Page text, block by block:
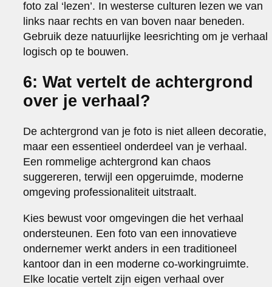
foto zal ‘lezen’. In westerse culturen lezen we van
links naar rechts en van boven naar beneden.
Gebruik deze natuurlijke leesrichting om je verhaal
logisch op te bouwen.
6: Wat vertelt de achtergrond
over je verhaal?
De achtergrond van je foto is niet alleen decoratie,
maar een essentieel onderdeel van je verhaal.
Een rommelige achtergrond kan chaos
suggereren, terwijl een opgeruimde, moderne
omgeving professionaliteit uitstraalt.
Kies bewust voor omgevingen die het verhaal
ondersteunen. Een foto van een innovatieve
ondernemer werkt anders in een traditioneel
kantoor dan in een moderne co-workingruimte.
Elke locatie vertelt zijn eigen verhaal over